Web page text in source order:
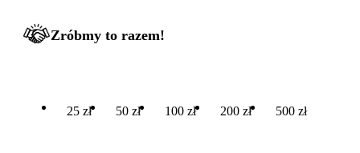
Zróbmy to razem!
25 zł 50 zł 100 zł 200 zł 500 zł